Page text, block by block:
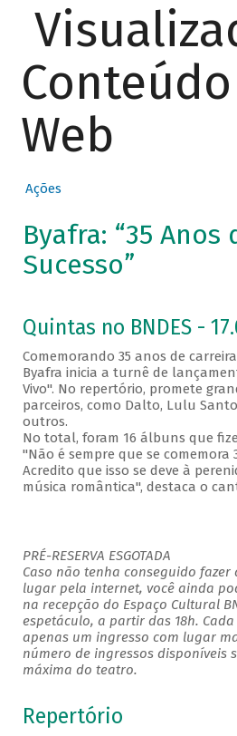
Web
Ações
Byafra: “35 Anos
Sucesso”
Quintas no BNDES -
Comemorando 35 anos de
Byafra inicia a turnê de
Vivo". No repertório, promete
parceiros, como Dalto, Lulu
outros.
No total, foram 16 álbuns que
"Não é sempre que se comemora
Acredito que isso se deve à
música romântica", destaca o
PRÉ-RESERVA ESGOTADA
Caso não tenha conseguido fazer
lugar pela internet, você ainda
na recepção do Espaço Cultural
espetáculo, a partir das 18h.
apenas um ingresso com lugar
número de ingressos disponíveis
máxima do teatro.
Repertório